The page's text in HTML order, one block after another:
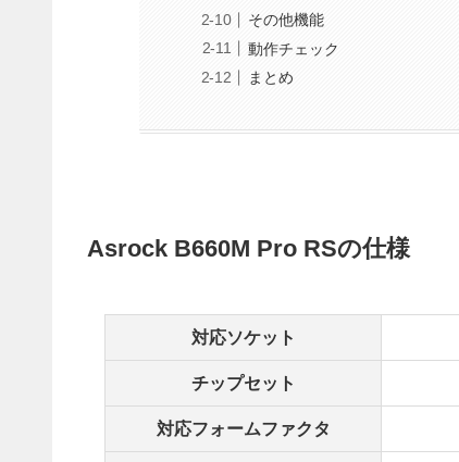
その他機能
動作チェック
まとめ
Asrock B660M Pro RSの仕様
対応ソケット
チップセット
対応フォームファクタ